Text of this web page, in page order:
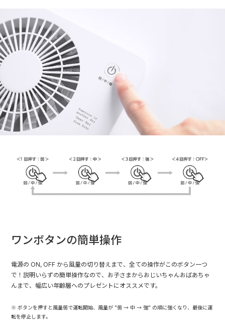
ワンボタンの簡単操作
電源の ON, OFF から風量の切り替えまで、全ての操作がこのボタン一つ
で！説明いらずの簡単操作なので、お子さまからおじいちゃんおばあちゃ
んまで、幅広い年齢層へのプレゼントにオススメです。
ボタンを押すと風量弱で運転開始、風量が "弱 → 中 → 強" の順に強くなり、最後に運
転を停止します。